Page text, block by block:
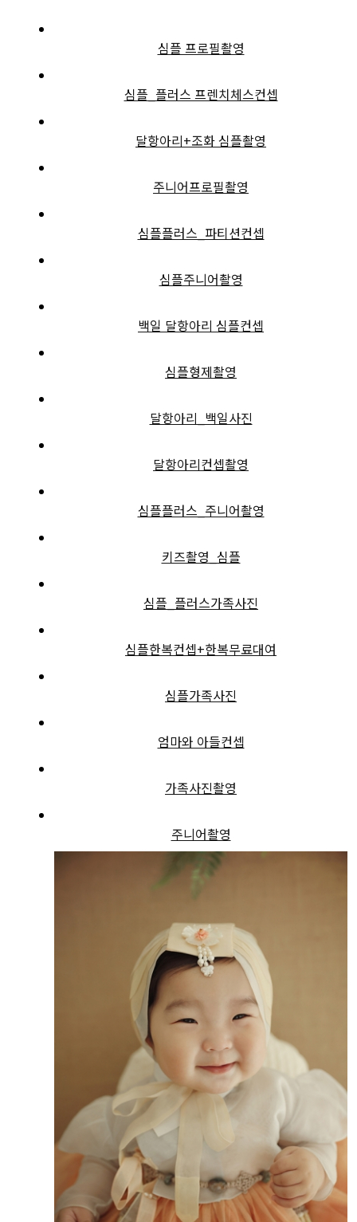
심플 프로필촬영
심플_플러스 프렌치체스컨셉
달항아리+조화 심플촬영
주니어프로필촬영
심플플러스_파티션컨셉
심플주니어촬영
백일 달항아리 심플컨셉
심플형제촬영
달항아리_백일사진
달항아리컨셉촬영
심플플러스_주니어촬영
키즈촬영_심플
심플_플러스가족사진
심플한복컨셉+한복무료대여
심플가족사진
엄마와 아들컨셉
가족사진촬영
주니어촬영